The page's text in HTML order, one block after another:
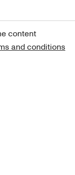
content
and conditions